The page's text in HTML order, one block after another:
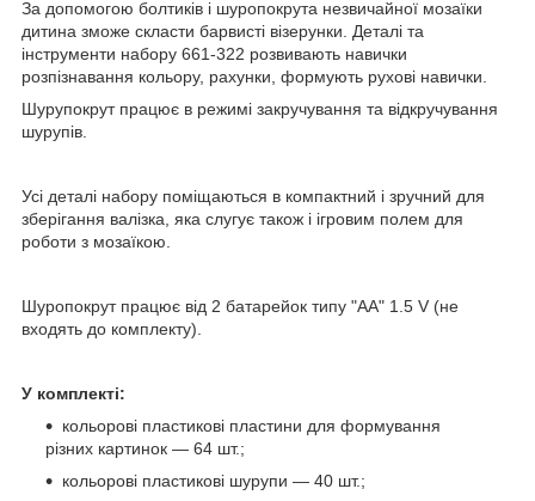
За допомогою болтиків і шуропокрута незвичайної мозаїки
дитина зможе скласти барвисті візерунки. Деталі та
інструменти набору 661-322 розвивають навички
розпізнавання кольору, рахунки, формують рухові навички.
Шурупокрут працює в режимі закручування та відкручування
шурупів.
Усі деталі набору поміщаються в компактний і зручний для
зберігання валізка, яка слугує також і ігровим полем для
роботи з мозаїкою.
Шуропокрут працює від 2 батарейок типу "АА" 1.5 V (не
входять до комплекту).
У комплекті:
кольорові пластикові пластини для формування
різних картинок — 64 шт.;
кольорові пластикові шурупи — 40 шт.;